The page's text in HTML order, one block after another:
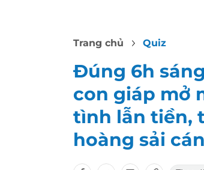
Trang chủ Quiz
Đúng 6h
con giáp mở
tình lẫn tiền,
hoàng sải